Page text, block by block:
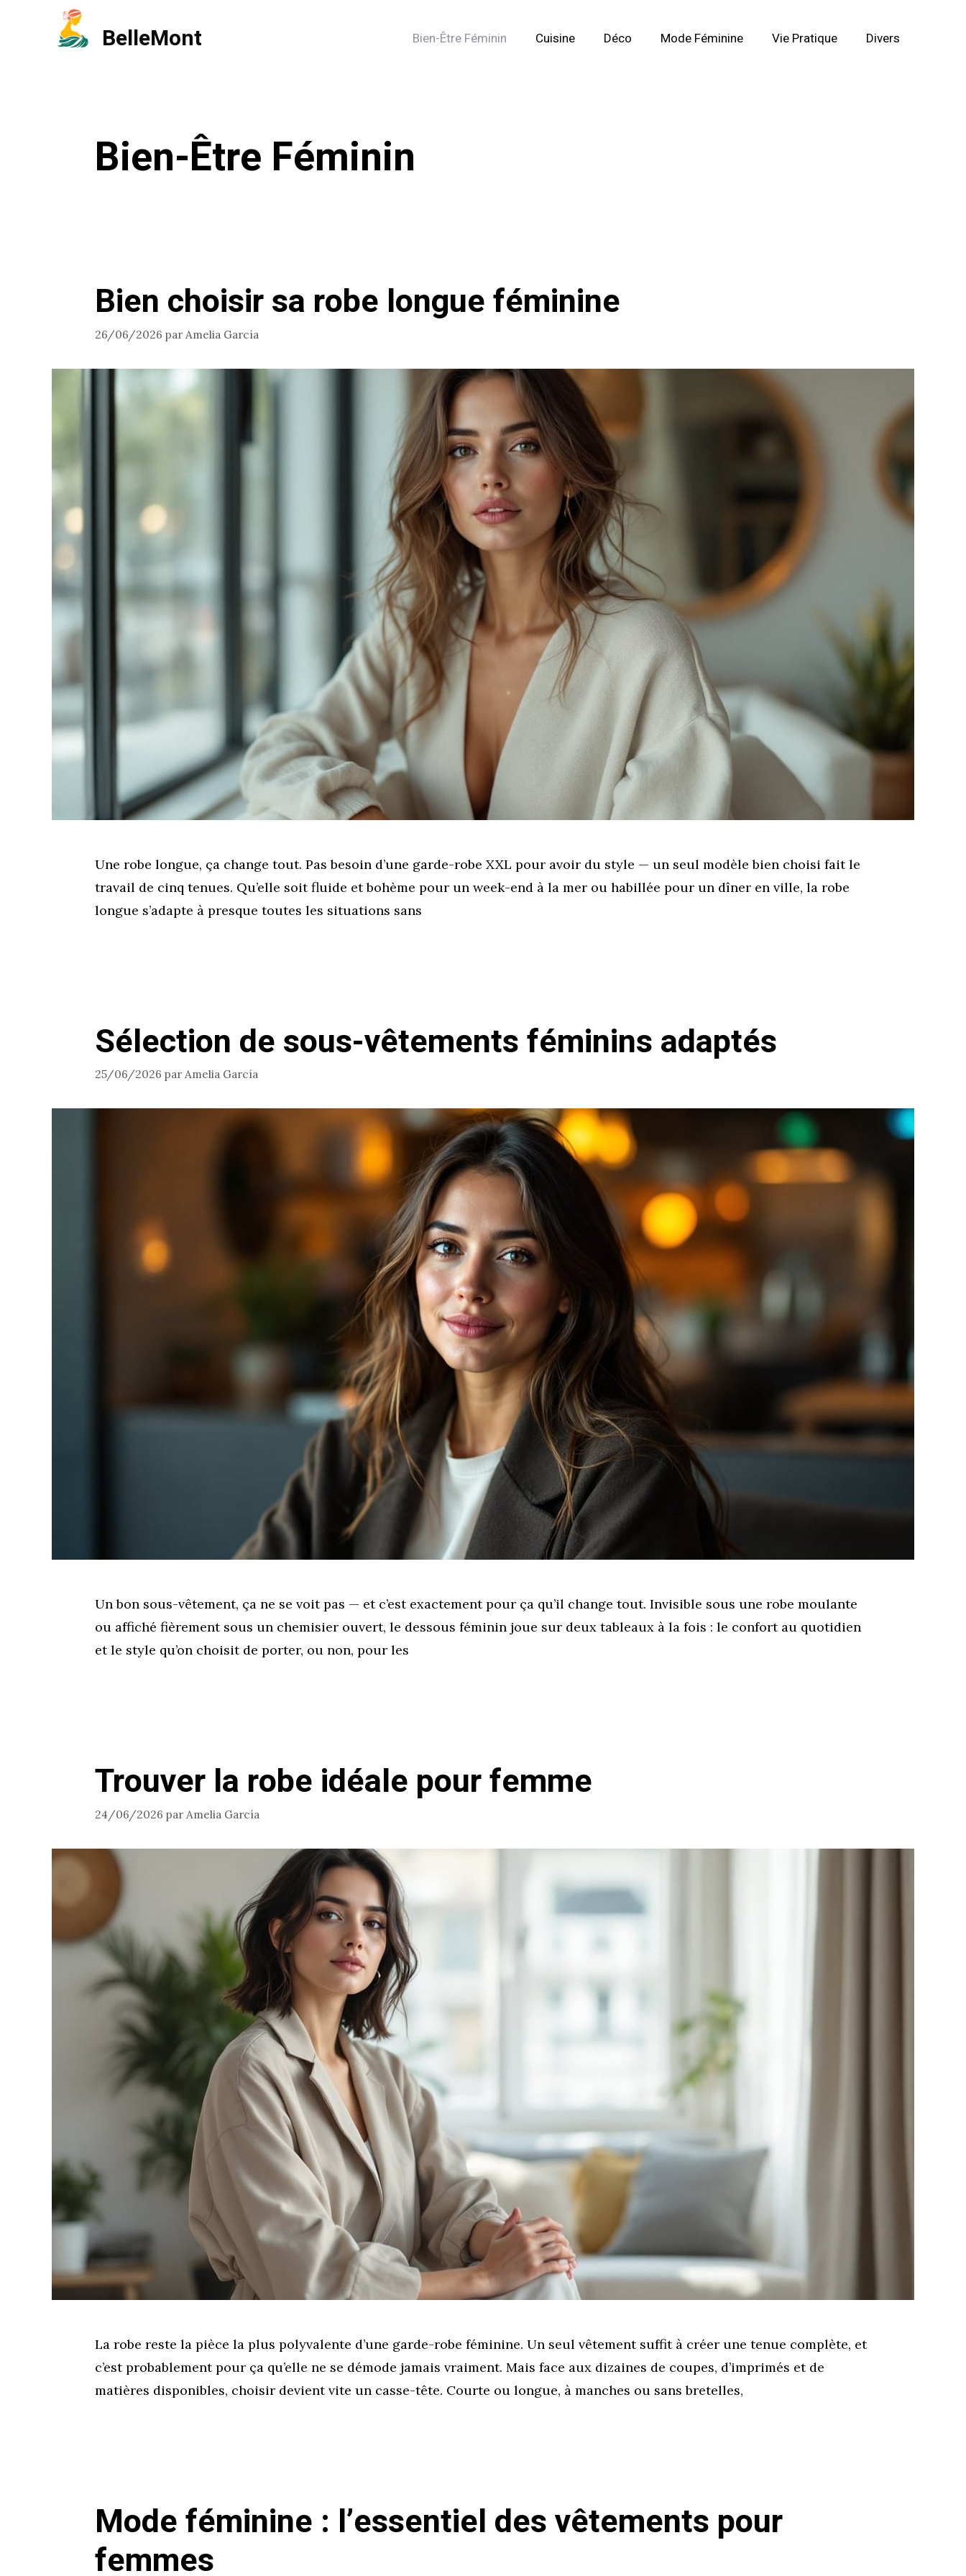
BelleMont Bien-Être Féminin Cuisine Déco Mode Féminine Vie Pratique Divers
Bien-Être Féminin
Bien choisir sa robe longue féminine
26/06/2026 par Amelia García
Une robe longue, ça change tout. Pas besoin d’une garde-robe XXL pour avoir du style — un seul modèle bien choisi fait le
travail de cinq tenues. Qu’elle soit fluide et bohème pour un week-end à la mer ou habillée pour un dîner en ville, la robe
longue s’adapte à presque toutes les situations sans
Sélection de sous-vêtements féminins adaptés
25/06/2026 par Amelia García
Un bon sous-vêtement, ça ne se voit pas — et c’est exactement pour ça qu’il change tout. Invisible sous une robe moulante
ou affiché fièrement sous un chemisier ouvert, le dessous féminin joue sur deux tableaux à la fois : le confort au quotidien
et le style qu’on choisit de porter, ou non, pour les
Trouver la robe idéale pour femme
24/06/2026 par Amelia García
La robe reste la pièce la plus polyvalente d’une garde-robe féminine. Un seul vêtement suffit à créer une tenue complète, et
c’est probablement pour ça qu’elle ne se démode jamais vraiment. Mais face aux dizaines de coupes, d’imprimés et de
matières disponibles, choisir devient vite un casse-tête. Courte ou longue, à manches ou sans bretelles,
Mode féminine : l’essentiel des vêtements pour
femmes